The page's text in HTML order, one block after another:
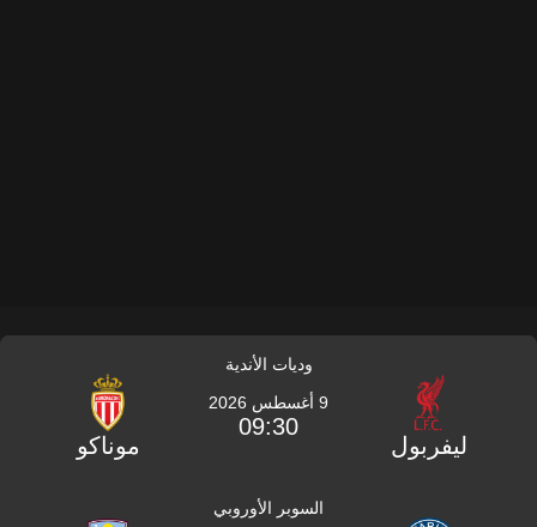
وديات الأندية
ليفربول
9 أغسطس 2026
09:30
موناكو
السوبر الأوروبي